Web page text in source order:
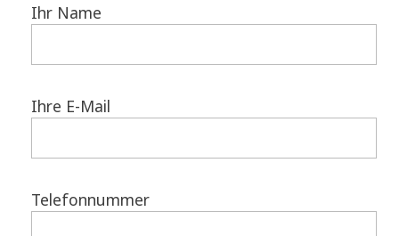
Ihr Name
Ihre E-Mail
Telefonnummer